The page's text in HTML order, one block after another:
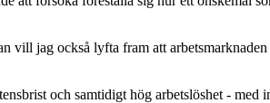
jag också lyfta fram att
och samtidigt hög arbetslöshet -